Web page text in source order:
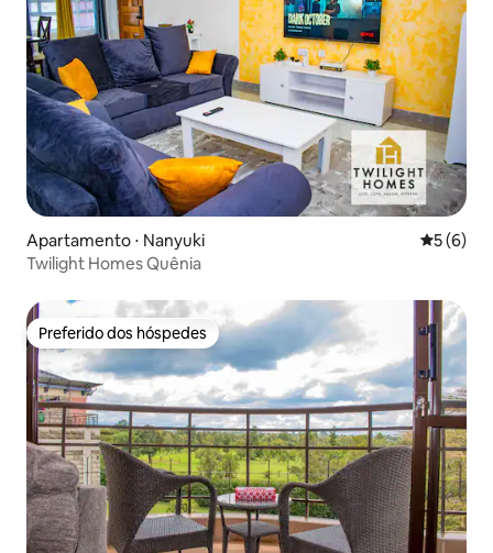
Apartamento ⋅ Nanyuki 5 de
5 (6)
Twilight Homes Quênia
Preferido dos hóspedes
Preferido dos hóspedes